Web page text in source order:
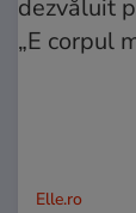
Elle.ro